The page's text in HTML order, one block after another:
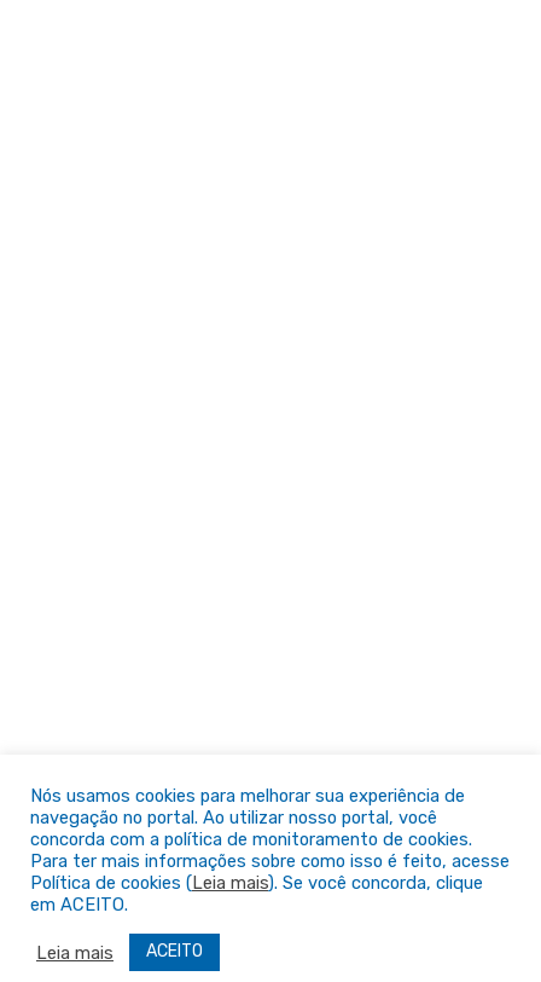
Nós usamos cookies para melhorar sua experiência de
navegação no portal. Ao utilizar nosso portal, você
concorda com a política de monitoramento de cookies.
Para ter mais informações sobre como isso é feito, acesse
Política de cookies (Leia mais). Se você concorda, clique
em ACEITO.
Leia mais ACEITO